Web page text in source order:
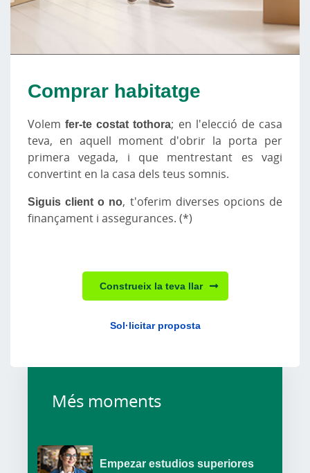
Comprar habitatge
Volemfer-te costat tothora; en l'elecció de casa
teva, en aquell moment d'obrir la porta per
primera vegada, i que mentrestant es vagi
convertint en la casa dels teus somnis.
Siguis client o no, t'oferim diverses opcions de
finançament i assegurances. (*)
Construeix la teva llar
Sol·licitar proposta
Més moments
Empezar estudios superiores